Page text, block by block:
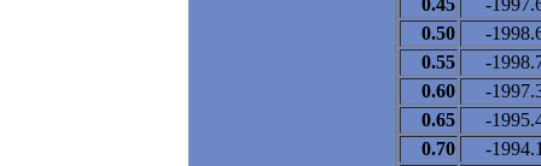
0.45
-
0.50
-
0.55
-
0.60
-
0.65
-
0.70
-